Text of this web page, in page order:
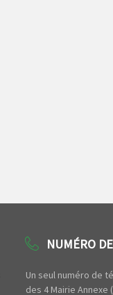
NUMÉRO
Un seul numéro de
des 4 Mairie